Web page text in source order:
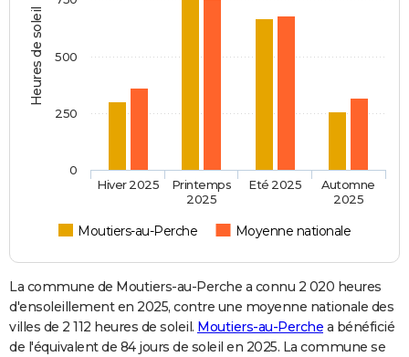
Heures de soleil
Moutiers-au-Perche Moyenne nationale
Hiver 2025
Printemps
2025
Eté 2025
Automne
2025
0
250
500
La commune de Moutiers-au-Perche a connu 2 020 heures
d'ensoleillement en 2025, contre une moyenne nationale des
villes de 2 112 heures de soleil. Moutiers-au-Perche a bénéficié
de l'équivalent de 84 jours de soleil en 2025. La commune se